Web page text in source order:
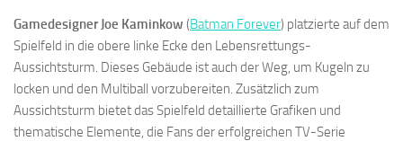
Gamedesigner Joe Kaminkow (Batman Forever) platzierte auf dem
Spielfeld in die obere linke Ecke den Lebensrettungs-
Aussichtsturm. Dieses Gebäude ist auch der Weg, um Kugeln zu
locken und den Multiball vorzubereiten. Zusätzlich zum
Aussichtsturm bietet das Spielfeld detaillierte Grafiken und
thematische Elemente, die Fans der erfolgreichen TV-Serie